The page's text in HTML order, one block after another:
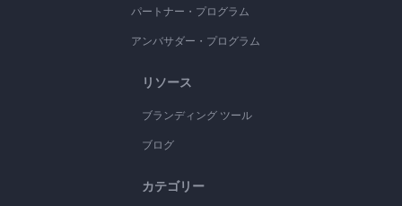
パートナー・プログラム
アンバサダー・プログラム
リソース
ブランディング ツール
ブログ
カテゴリー